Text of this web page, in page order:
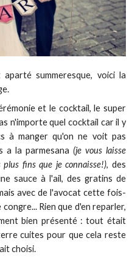
summeresque, voici la
et le cocktail, le super
n'importe quel cocktail car il y
à manger qu'on ne voit pas
a la parmesana (je vous laisse
fins que je connaisse!), des
sauce à l'ail, des gratins de
avec de l'avocat cette fois-
Rien que d'en reparler,
bien présenté : tout était
cuites pour que cela reste
choisi.